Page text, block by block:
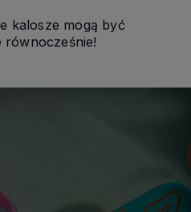
kalosze mogą być
równocześnie!